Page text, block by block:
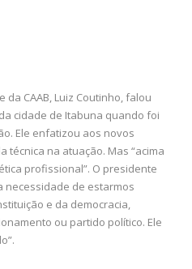
CAAB, Luiz Coutinho, falou
cidade de Itabuna quando foi
Ele enfatizou aos novos
técnica na atuação. Mas “acima
profissional”. O presidente
necessidade de estarmos
e da democracia,
ou partido político. Ele